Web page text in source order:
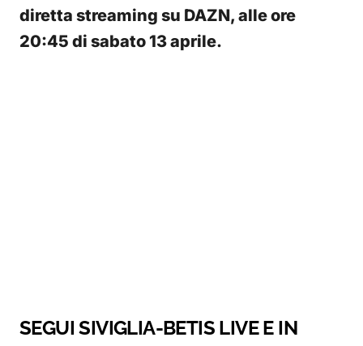
diretta streaming su DAZN, alle ore
20:45 di sabato 13 aprile.
SEGUI SIVIGLIA-BETIS LIVE E IN